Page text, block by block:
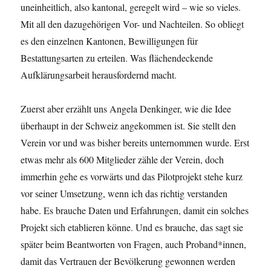
uneinheitlich, also kantonal, geregelt wird – wie so vieles.
Mit all den dazugehörigen Vor- und Nachteilen. So obliegt
es den einzelnen Kantonen, Bewilligungen für
Bestattungsarten zu erteilen. Was flächendeckende
Aufklärungsarbeit herausfordernd macht.
Zuerst aber erzählt uns Angela Denkinger, wie die Idee
überhaupt in der Schweiz angekommen ist. Sie stellt den
Verein vor und was bisher bereits unternommen wurde. Erst
etwas mehr als 600 Mitglieder zähle der Verein, doch
immerhin gehe es vorwärts und das Pilotprojekt stehe kurz
vor seiner Umsetzung, wenn ich das richtig verstanden
habe. Es brauche Daten und Erfahrungen, damit ein solches
Projekt sich etablieren könne. Und es brauche, das sagt sie
später beim Beantworten von Fragen, auch Proband*innen,
damit das Vertrauen der Bevölkerung gewonnen werden